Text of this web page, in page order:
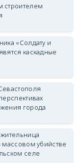
строителем
«Солдату и
каскадные
города
массовом убийстве
селе